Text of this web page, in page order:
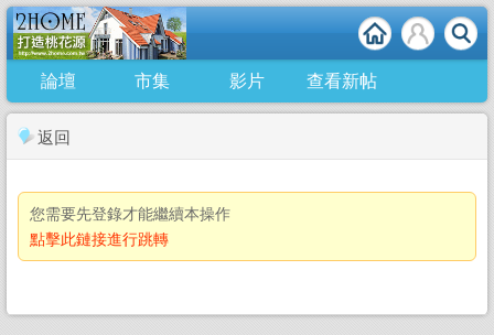
論壇 市集 影片 查看新帖
返回
您需要先登錄才能繼續本操作
點擊此鏈接進行跳轉